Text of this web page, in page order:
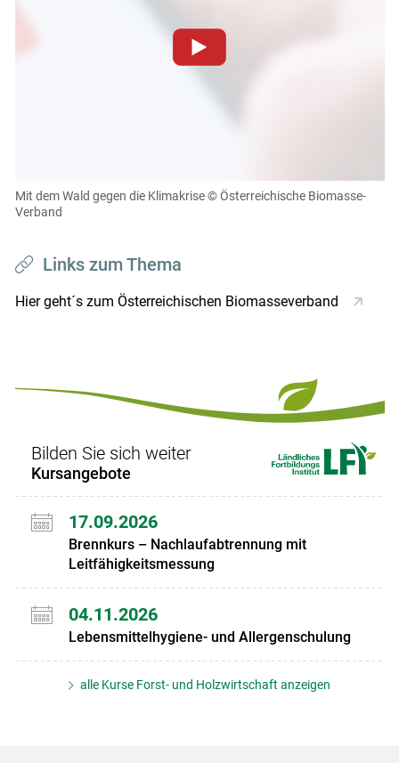
einsehen und korrigieren
Akzeptieren
Mit dem Wald gegen die Klimakrise © Österreichische Biomasse-
Verband
Links zum Thema
Hier geht´s zum Österreichischen Biomasseverband
Bilden Sie sich weiter
Kursangebote
17.09.2026
Brennkurs – Nachlaufabtrennung mit
Leitfähigkeitsmessung
04.11.2026
Lebensmittelhygiene- und Allergenschulung
alle Kurse Forst- und Holzwirtschaft anzeigen